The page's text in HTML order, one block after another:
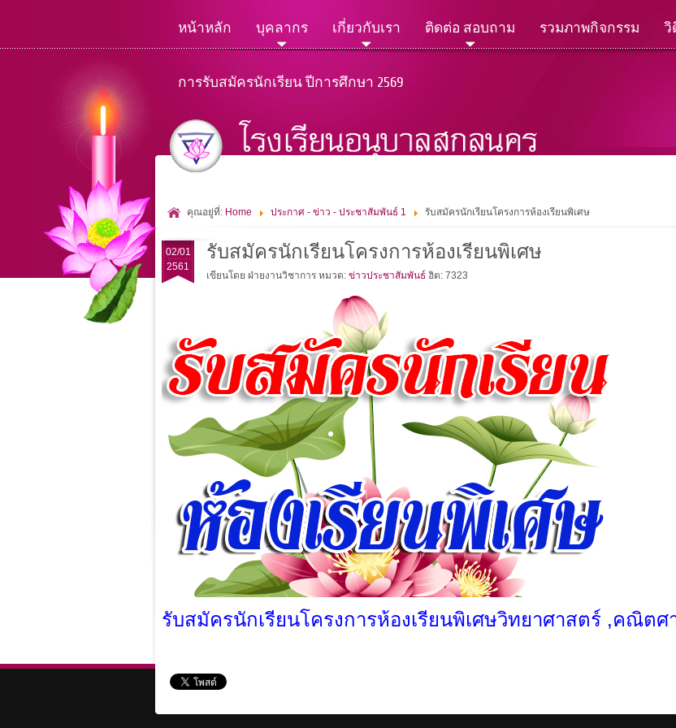
หน้าหลัก บุคลากร เกี่ยวกับเรา ติดต่อ สอบถาม รวมภาพกิจกรรม วิ
การรับสมัครนักเรียน ปีการศึกษา 2569
คุณอยู่ที่: Home ประกาศ - ข่าว - ประชาสัมพันธ์ 1 รับสมัครนักเรียนโครงการห้องเรียนพิเศษ
02/01
2561
รับสมัครนักเรียนโครงการห้องเรียนพิเศษ
เขียนโดย ฝ่ายงานวิชาการ หมวด: ข่าวประชาสัมพันธ์ ฮิต: 7323
รับสมัครนักเรียนโครงการห้องเรียนพิเศษวิทยาศาสตร์ ,คณิตศ